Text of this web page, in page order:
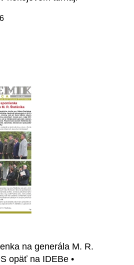
na generála M. R.
opäť na IDEBe •